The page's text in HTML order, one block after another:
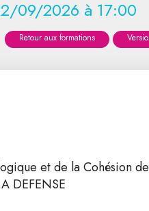
09/2026 à 17:00
Retour aux formations
et de la Cohésion
DEFENSE